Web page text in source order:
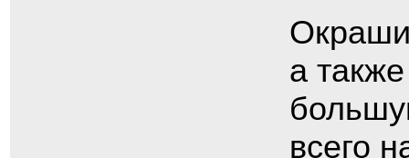
а
всего